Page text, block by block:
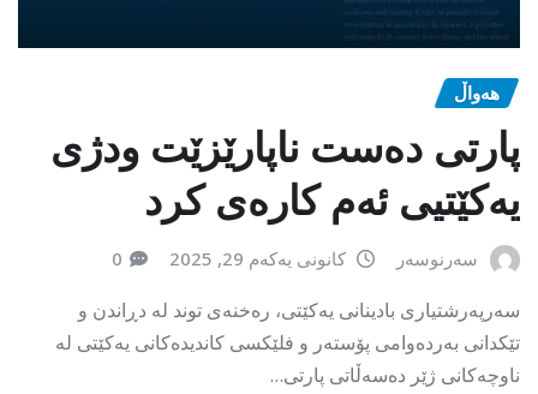
هەواڵ
پارتی دەست ناپارێزێت ودژی
یەکێتیی ئەم کارەی کرد
سەرنوسەر کانونی یەکەم 29, 2025 0
سەرپەرشتیاری بادینانی یەکێتی، رەخنەی توند لە دڕاندن و
تێکدانی بەردەوامی پۆستەر و فلێکسی کاندیدەکانی یەکێتی لە
ناوچەکانی ژێر دەسەڵاتی پارتی…